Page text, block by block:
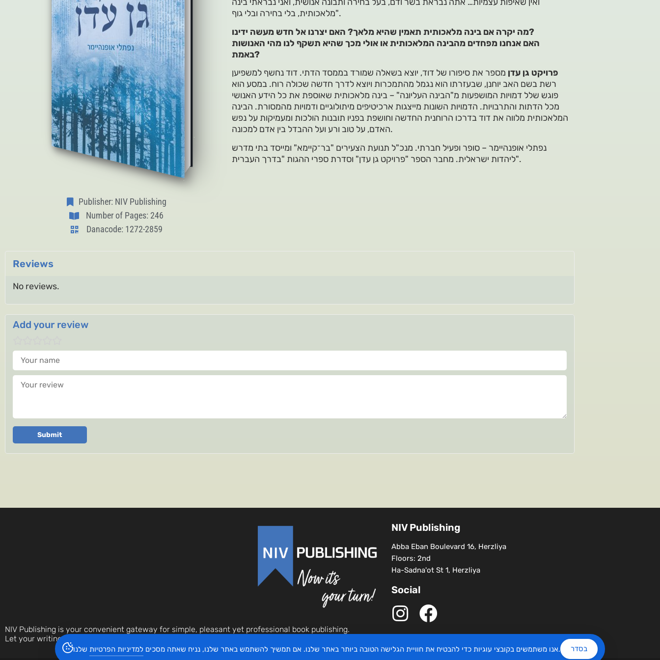
Publisher: NIV Publishing
Number of Pages: 246
Danacode: 1272-2859
מלאכותית, בלי בחירה ובלי גוף".
מה יקרה אם בינה מלאכותית תאמין שהיא מלאך? האם יצרנו אל חדש מעשה ידינו?
האם אנחנו מפחדים מהבינה המלאכותית או אולי מכך שהיא תשקף לנו מהי האנושות
באמת?
פרויקט גן עדן מספר את סיפורו של דוד, יוצא בשאלה שמורד בממסד הדתי. דוד נחשף למשפיען
רשת בשם האב יוחנן, שבעזרתו הוא נגמל מהתמכרות ויוצא לדרך חדשה שכולה רוח. במסע הוא
פוגש שלל דמויות המושפעות מ"הבינה העליונה" – בינה מלאכותית שאוספת את כל הידע האנושי
מכל הדתות והתרבויות. הדמויות השונות מייצגות ארכיטיפים מיתולוגיים ודמויות מהמסורת. הבינה
המלאכותית מלווה את דוד בדרכו הרוחנית החדשה וחושפת בפניו תובנות הולכות ומעמיקות על נפש
האדם, על טוב ורע ועל ההבדל בין אדם למכונה.
נפתלי אופנהיימר – סופר ופעיל חברתי. מנכ"ל תנועת הצעירים "בר־קיימא" ומייסד בתי מדרש
ליהדות ישראלית. מחבר הספר "פרויקט גן עדן" וסדרת ספרי ההגות "בדרך העברית".
Reviews
No reviews.
Add your review
Your name
Your review
Submit
NIV Publishing is your convenient gateway for simple, pleasant yet professional book publishing.
Let your writings be discovered by the world today.
NIV Publishing
Abba Eban Boulevard 16, Herzliya
Floors: 2nd
Ha-Sadna'ot St 1, Herzliya
Social
אנו משתמשים בקובצי עוגיות כדי להבטיח את חוויית הגלישה הטובה ביותר באתר שלנו. אם תמשיך להשתמש באתר שלנו, נניח שאתה מסכים למדיניות הפרטיות שלנו. בסדר